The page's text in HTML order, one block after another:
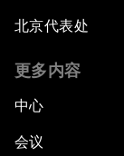
北京代表处
更多内容
中心
会议